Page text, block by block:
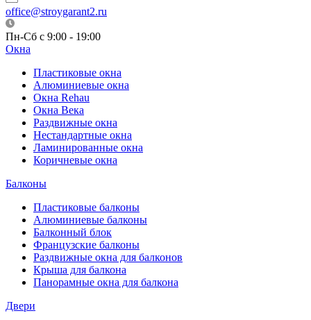
office@stroygarant2.ru
Пн-Сб с 9:00 - 19:00
Окна
Пластиковые окна
Алюминиевые окна
Окна Rehau
Окна Века
Раздвижные окна
Нестандартные окна
Ламинированные окна
Коричневые окна
Балконы
Пластиковые балконы
Алюминиевые балконы
Балконный блок
Французские балконы
Раздвижные окна для балконов
Крыша для балкона
Панорамные окна для балкона
Двери